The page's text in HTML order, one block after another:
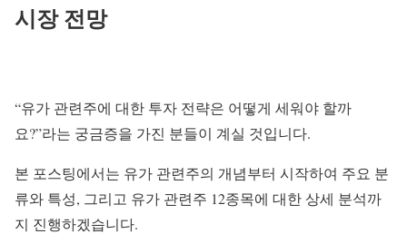
시장 전망
“유가 관련주에 대한 투자 전략은 어떻게 세워야 할까
요?”라는 궁금증을 가진 분들이 계실 것입니다.
본 포스팅에서는 유가 관련주의 개념부터 시작하여 주요 분
류와 특성, 그리고 유가 관련주 12종목에 대한 상세 분석까
지 진행하겠습니다.